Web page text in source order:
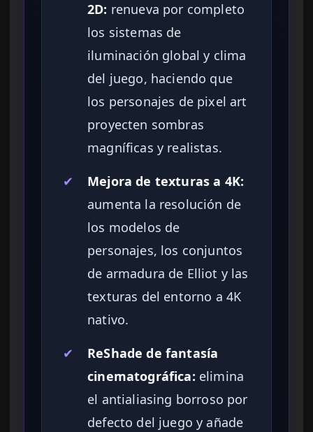
2D: renueva por completo
los sistemas de
iluminación global y clima
del juego, haciendo que
los personajes de pixel art
proyecten sombras
magníficas y realistas.
✔
Mejora de texturas a 4K:
aumenta la resolución de
los modelos de
personajes, los conjuntos
de armadura de Elliot y las
texturas del entorno a 4K
nativo.
✔
ReShade de fantasía
cinematográfica: elimina
el antialiasing borroso por
defecto del juego y añade